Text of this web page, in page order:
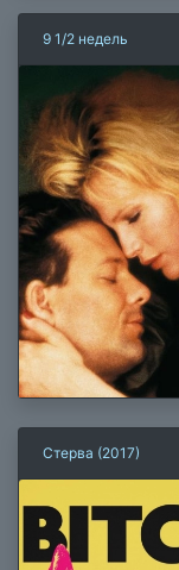
9 1/2 недель
Стерва (2017)